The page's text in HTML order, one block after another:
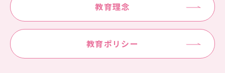
教育理念
教育ポリシー